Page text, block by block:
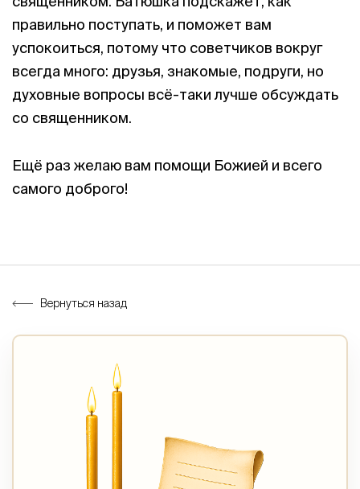
правильно поступать, и поможет вам
успокоиться, потому что советчиков вокруг
всегда много: друзья, знакомые, подруги, но
духовные вопросы всё-таки лучше обсуждать
со священником.
Ещё раз желаю вам помощи Божией и всего
самого доброго!
Вернуться назад